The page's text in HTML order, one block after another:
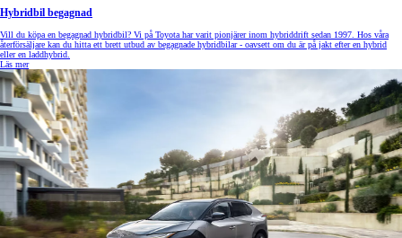
Hybridbil begagnad
Vill du köpa en begagnad hybridbil? Vi på Toyota har varit pionjärer inom hybriddrift sedan 1997. Hos våra
återförsäljare kan du hitta ett brett utbud av begagnade hybridbilar - oavsett om du är på jakt efter en hybrid
eller en laddhybrid.
Läs mer